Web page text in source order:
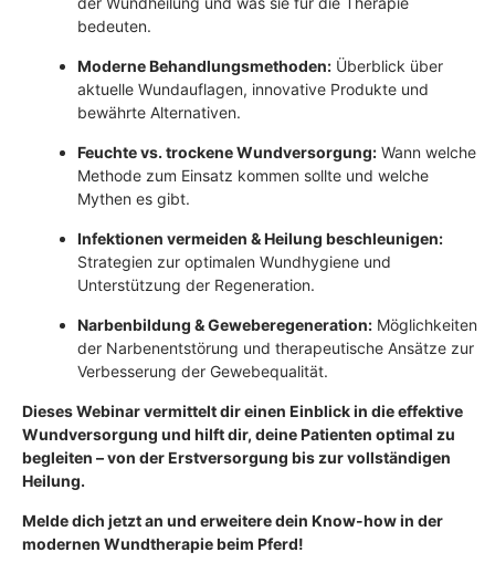
bedeuten.
Moderne Behandlungsmethoden: Überblick über
aktuelle Wundauflagen, innovative Produkte und
bewährte Alternativen.
Feuchte vs. trockene Wundversorgung: Wann welche
Methode zum Einsatz kommen sollte und welche
Mythen es gibt.
Infektionen vermeiden & Heilung beschleunigen:
Strategien zur optimalen Wundhygiene und
Unterstützung der Regeneration.
Narbenbildung & Geweberegeneration: Möglichkeiten
der Narbenentstörung und therapeutische Ansätze zur
Verbesserung der Gewebequalität.
Dieses Webinar vermittelt dir einen Einblick in die effektive
Wundversorgung und hilft dir, deine Patienten optimal zu
begleiten – von der Erstversorgung bis zur vollständigen
Heilung.
Melde dich jetzt an und erweitere dein Know-how in der
modernen Wundtherapie beim Pferd!